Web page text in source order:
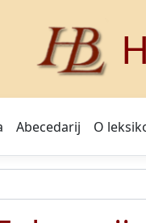
Abecedarij O